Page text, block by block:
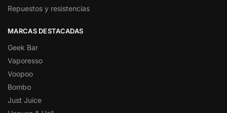
Repuestos y resistencias
MARCAS DESTACADAS
Geek Bar
Vaporesso
Voopoo
Bombo
Just Juice